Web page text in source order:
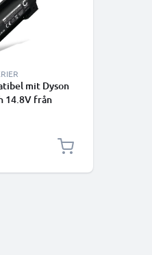
mit Dyson
14.8V från